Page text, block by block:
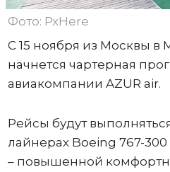
Фото: PxHere
С 15 ноября из Москвы в
начнется чартерная
авиакомпании AZUR air.
Рейсы будут
лайнерах Boeing 767-300
– повышенной